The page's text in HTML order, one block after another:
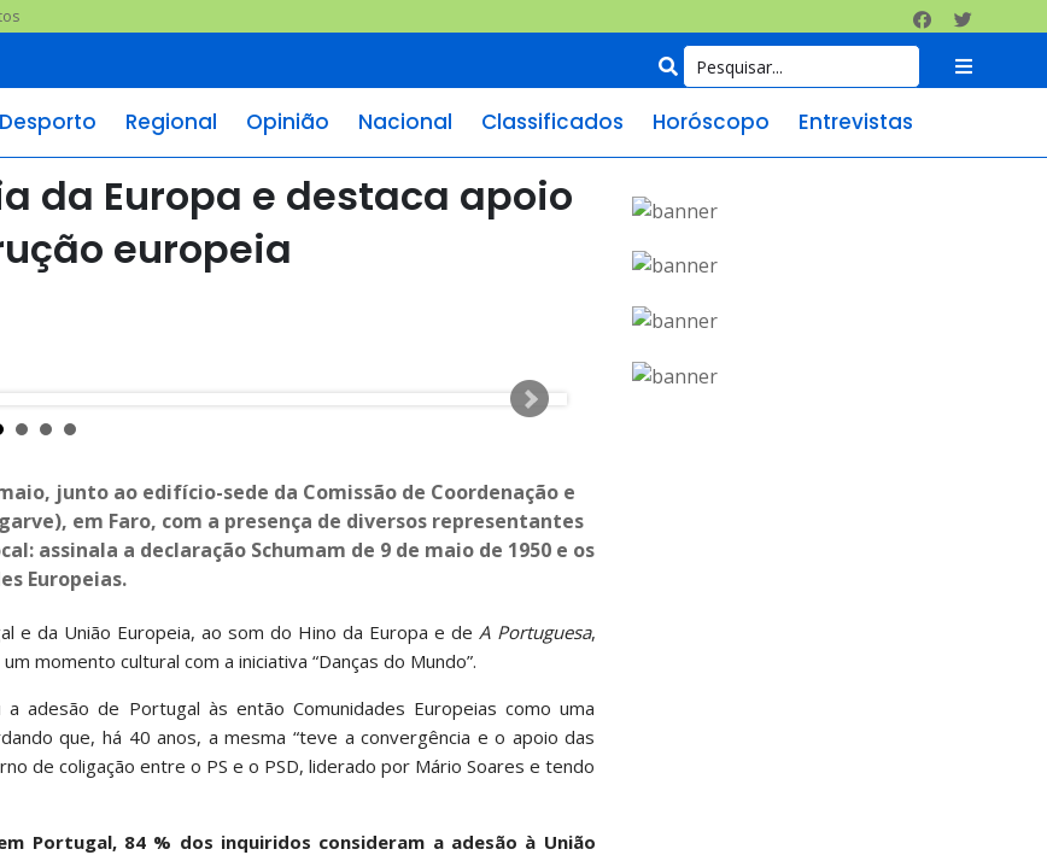
Desporto Regional Opinião Nacional Classificados Horóscopo Entrevistas
da Europa e destaca apoio
europeia
junto ao edifício-sede da Comissão de Coordenação e
em Faro, com a presença de diversos representantes
assinala a declaração Schumam de 9 de maio de 1950 e os
Europeias.
e da União Europeia, ao som do Hino da Europa e deA Portuguesa,
momento cultural com a iniciativa “Danças do Mundo”.
adesão de Portugal às então Comunidades Europeias como uma
que, há 40 anos, a mesma “teve a convergência e o apoio das
de coligação entre o PS e o PSD, liderado por Mário Soares e tendo
Portugal, 84 % dos inquiridos consideram a adesão à União